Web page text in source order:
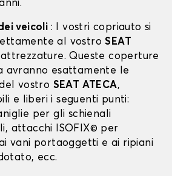
veicoli : I vostri copriauto si
al vostroSEAT
Queste coperture
avranno esattamente le
vostro SEAT ATECA,
e liberi i seguenti punti:
per gli schienali
attacchi ISOFIX© per
vani portaoggetti e ai ripiani
ecc.